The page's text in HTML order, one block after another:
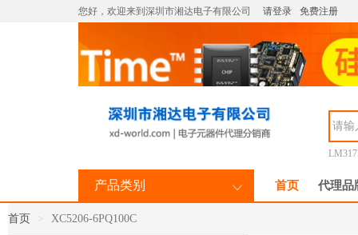
您好，欢迎来到深圳市湘达电子有限公司 请登录 免费注册
产品类别 首页 代理品
首页 XC5206-6PQ100C